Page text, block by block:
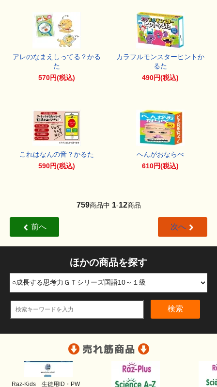
アレのなまえしってる？かる
た
570円(税込)
カラフルモンスターヒントか
るた
490円(税込)
これはなんの音？かるた
590円(税込)
へんがおならべ
610円(税込)
759商品中 1-12商品
前へ 次へ
ほかの商品を探す
検索
Raz-Kids 生徒用ID・PW